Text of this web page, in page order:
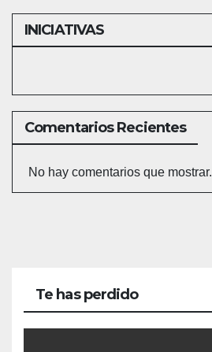
INICIATIVAS
Comentarios Recientes
No hay comentarios que mostrar.
Te has perdido